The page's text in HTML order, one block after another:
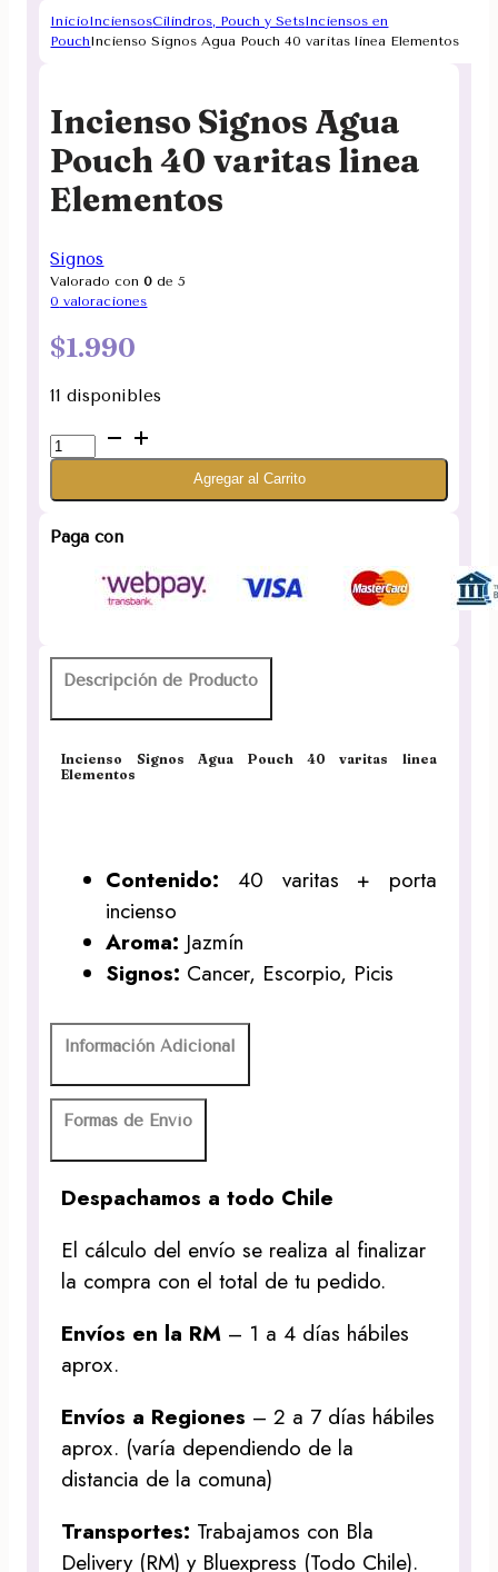
InicioInciensosCilindros, Pouch y SetsInciensos en
PouchIncienso Signos Agua Pouch 40 varitas linea Elementos
Incienso Signos Agua
Pouch 40 varitas linea
Elementos
Signos
Valorado con0 de 5
0 valoraciones
$1.990
11 disponibles
Incienso
Signos
40
Elementos
Agregar al Carrito
Paga con
Descripción de Producto
Incienso Signos Agua Pouch 40 varitas linea
Elementos
Contenido: 40 varitas + porta
incienso
Aroma: Jazmín
Signos: Cancer, Escorpio, Picis
Información Adicional
Formas de Envío
Despachamos a todo Chile
El cálculo del envío se realiza al finalizar
la compra con el total de tu pedido.
Envíos en la RM – 1 a 4 días hábiles
aprox.
Envíos a Regiones – 2 a 7 días hábiles
aprox. (varía dependiendo de la
distancia de la comuna)
Transportes: Trabajamos con Bla
Delivery (RM) y Bluexpress (Todo Chile).